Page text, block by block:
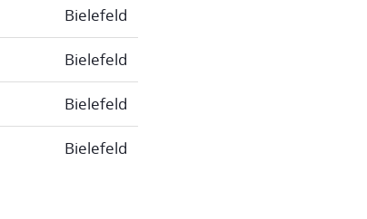
Bielefeld
Bielefeld
Bielefeld
Bielefeld